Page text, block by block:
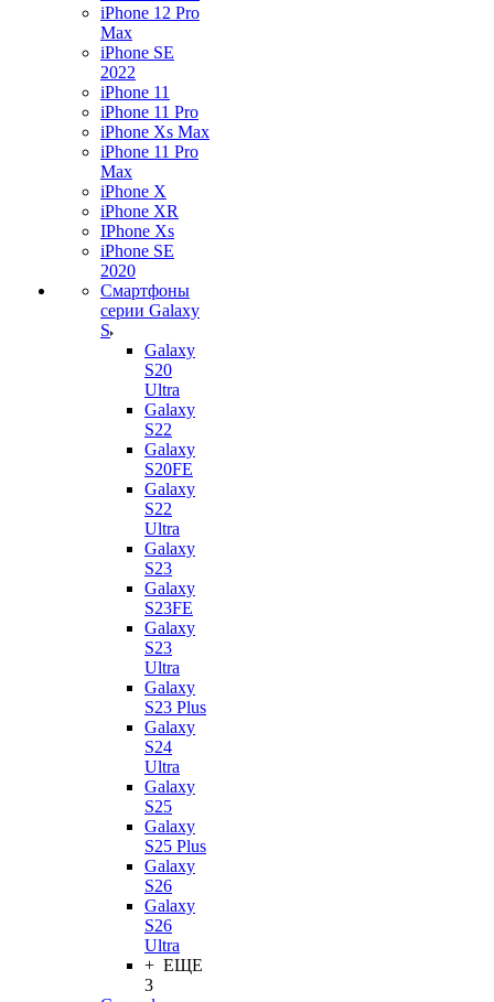
iPhone 12 Pro
Max
iPhone SE
2022
iPhone 11
iPhone 11 Pro
iPhone Xs Max
iPhone 11 Pro
Max
iPhone X
iPhone XR
IPhone Xs
iPhone SE
2020
Смартфоны
серии Galaxy
S
Galaxy
S20
Ultra
Galaxy
S22
Galaxy
S20FE
Galaxy
S22
Ultra
Galaxy
S23
Galaxy
S23FE
Galaxy
S23
Ultra
Galaxy
S23 Plus
Galaxy
S24
Ultra
Galaxy
S25
Galaxy
S25 Plus
Galaxy
S26
Galaxy
S26
Ultra
+ ЕЩЕ
3